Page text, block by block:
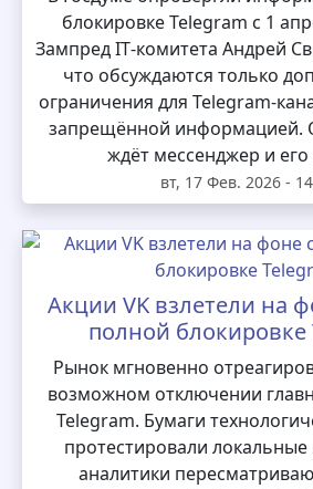
блокировке Telegram с 1
Зампред IT‑комитета Андрей
что обсуждаются только
ограничения для
запрещённой информацией.
ждёт мессенджер и его
вт, 17 Фев. 2026 -
Акции VK взлетели на
полной блокировке
Рынок мгновенно
возможном отключении
Telegram. Бумаги
протестировали
аналитики